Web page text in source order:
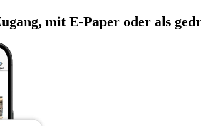
mit E-Paper oder als